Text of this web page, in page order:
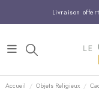
Livraison
Entreprise
Support
Commandez
Accueil Objets Religieux